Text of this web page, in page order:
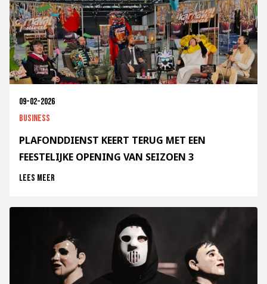
09-02-2026
Business
PLAFONDDIENST KEERT TERUG MET EEN
FEESTELIJKE OPENING VAN SEIZOEN 3
Lees meer